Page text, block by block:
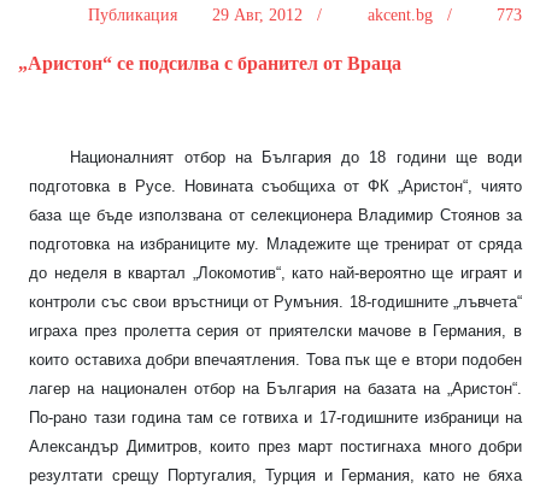
Публикация 29 Авг, 2012 / akcent.bg / 773
„Аристон“ се подсилва с бранител от Враца
Националният отбор на България до 18 години ще води
подготовка в Русе. Новината съобщиха от ФК „Аристон“, чиято
база ще бъде използвана от селекционера Владимир Стоянов за
подготовка на избраниците му. Младежите ще тренират от сряда
до неделя в квартал „Локомотив“, като най-вероятно ще играят и
контроли със свои връстници от Румъния. 18-годишните „лъвчета“
играха през пролетта серия от приятелски мачове в Германия, в
които оставиха добри впечаятления. Това пък ще е втори подобен
лагер на национален отбор на България на базата на „Аристон“.
По-рано тази година там се готвиха и 17-годишните избраници на
Александър Димитров, които през март постигнаха много добри
резултати срещу Португалия, Турция и Германия, като не бяха